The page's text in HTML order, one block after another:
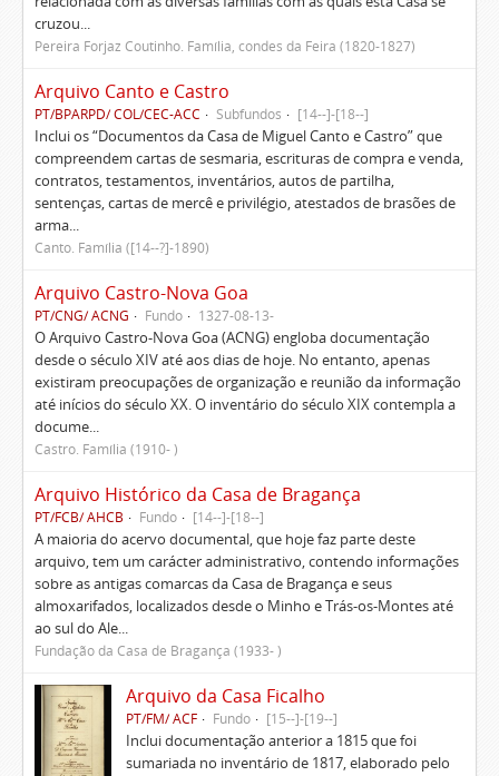
cruzou...
Pereira Forjaz Coutinho. Família, condes da Feira (1820-1827)
Arquivo Canto e Castro
PT/BPARPD/ COL/CEC-ACC Subfundos [14--]-[18--]
Inclui os “Documentos da Casa de Miguel Canto e Castro” que
compreendem cartas de sesmaria, escrituras de compra e venda,
contratos, testamentos, inventários, autos de partilha,
sentenças, cartas de mercê e privilégio, atestados de brasões de
arma...
Canto. Família ([14--?]-1890)
Arquivo Castro-Nova Goa
PT/CNG/ ACNG Fundo 1327-08-13-
O Arquivo Castro-Nova Goa (ACNG) engloba documentação
desde o século XIV até aos dias de hoje. No entanto, apenas
existiram preocupações de organização e reunião da informação
até inícios do século XX. O inventário do século XIX contempla a
docume...
Castro. Família (1910- )
Arquivo Histórico da Casa de Bragança
PT/FCB/ AHCB Fundo [14--]-[18--]
A maioria do acervo documental, que hoje faz parte deste
arquivo, tem um carácter administrativo, contendo informações
sobre as antigas comarcas da Casa de Bragança e seus
almoxarifados, localizados desde o Minho e Trás-os-Montes até
ao sul do Ale...
Fundação da Casa de Bragança (1933- )
Arquivo da Casa Ficalho
PT/FM/ ACF Fundo [15--]-[19--]
Inclui documentação anterior a 1815 que foi
sumariada no inventário de 1817, elaborado pelo